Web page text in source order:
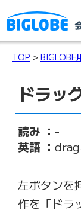
TOP > BIGLOBE
ドラッ
読み ： -
英語 ：
左ボタンを
作を「ドラ